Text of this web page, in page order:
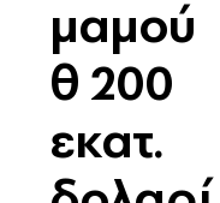
μαμού
θ 200
εκατ.